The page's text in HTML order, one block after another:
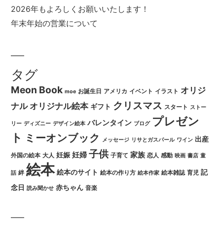
2026年もよろしくお願いいたします！
年末年始の営業について
タグ
Meon Book moe お誕生日 アメリカ イベント イラスト オリジ
ナル オリジナル絵本 ギフト クリスマス スタート ストー
リー ディズニー デザイン絵本 バレンタイン ブログ プレゼン
ト ミーオンブック メッセージ リサとガスパール ワイン 出産
外国の絵本 大人 妊娠 妊婦 子供 子育て 家族 恋人 感動 映画 書店 童
話 絆 絵本 絵本のサイト 絵本の作り方 絵本作家 絵本雑誌 育児 記
念日 読み聞かせ 赤ちゃん 音楽